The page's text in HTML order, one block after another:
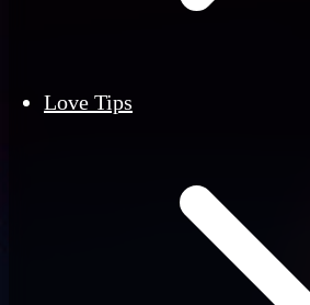
Love Tips